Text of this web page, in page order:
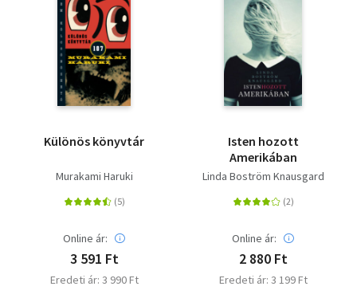
Különös könyvtár
Murakami Haruki
Online ár:
3 591 Ft
Eredeti ár: 3 990 Ft
Isten hozott
Amerikában
Linda Boström Knausgard
Online ár:
2 880 Ft
Eredeti ár: 3 199 Ft